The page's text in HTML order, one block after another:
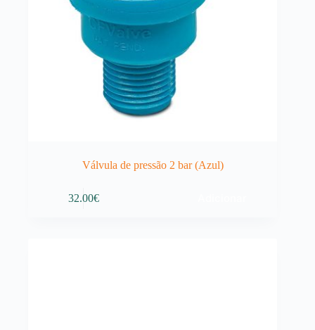
Válvula de pressão 2 bar (Azul)
32.00€